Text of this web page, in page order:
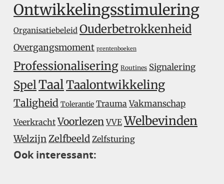
Ontwikkelingsstimulering
Organisatiebeleid Ouderbetrokkenheid
Overgangsmoment prentenboeken
Professionalisering Routines Signalering
SpelTaalTaalontwikkeling
Taligheid Tolerantie Trauma Vakmanschap
Veerkracht Voorlezen VVE Welbevinden
WelzijnZelfbeeld Zelfsturing
Ook interessant: